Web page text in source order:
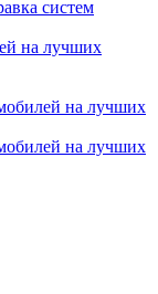
систем
на лучших
на лучших
на лучших